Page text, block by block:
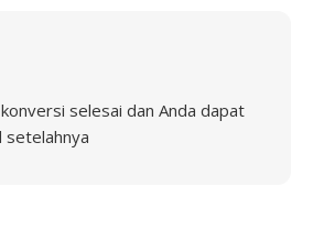
selesai dan Anda dapat
setelahnya